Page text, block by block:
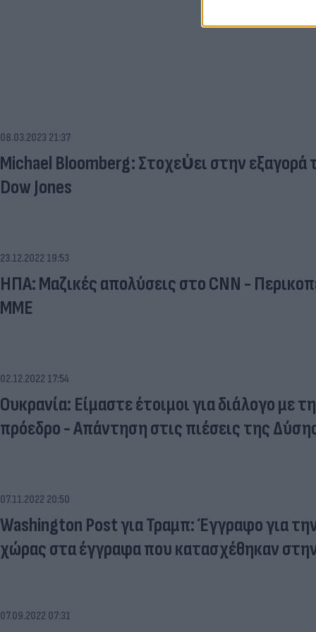
08.03.2023 21:37
Michael Bloomberg: Στοχεὐει στην
Dow Jones
23.12.2022 19:53
ΗΠΑ: Μαζικές απολύσεις στο CNN -
ΜΜΕ
02.12.2022 17:54
Ουκρανία: Είμαστε έτοιμοι για διάλογο με
πρόεδρο - Απάντηση στις πιέσεις της
07.11.2022 20:50
Washington Post για Τραμπ: Έγγραφο για
χώρας στα έγγραφα που κατασχέθηκαν
07.09.2022 07:31